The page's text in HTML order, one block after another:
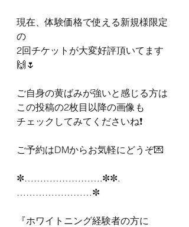
現在、体験価格で使える新規様限定
の
2回チケットが大変好評頂いてます
🙌🌷
ご自身の黄ばみが強いと感じる方は
この投稿の2枚目以降の画像も
チェックしてみてくださいね❗️
ご予約はDMからお気軽にどうぞ💌
✼…………………….✼✼.
……………………✼
『ホワイトニング経験者の方に